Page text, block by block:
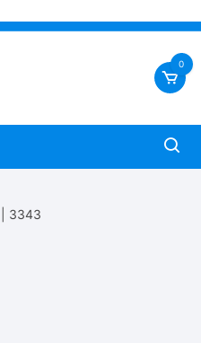
0
| 3343